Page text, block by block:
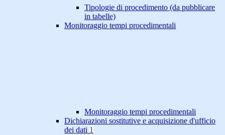
Tipologie di procedimento (da pubblicare
in tabelle)
Monitoraggio tempi procedimentali
Monitoraggio tempi procedimentali
Dichiarazioni sostitutive e acquisizione d'ufficio
dei dati 1